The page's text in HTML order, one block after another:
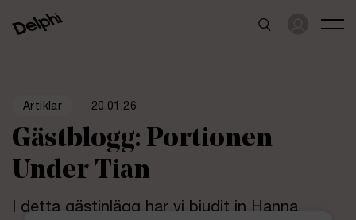
Artiklar 20.01.26
Gästblogg: Portionen
Under Tian
I detta gästinlägg har vi bjudit in Hanna